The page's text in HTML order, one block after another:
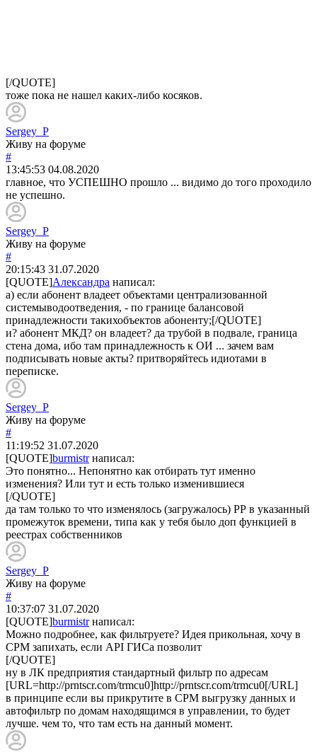
[/QUOTE]
тоже пока не нашел каких-либо косяков.
Sergey_P
Живу на форуме
#
13:45:53 04.08.2020
главное, что УСПЕШНО прошло ... видимо до того проходило
не успешно.
Sergey_P
Живу на форуме
#
20:15:43 31.07.2020
[QUOTE]Александра написал:
а) если абонент владеет объектами централизованной
системыводоотведения, - по границе балансовой
принадлежности такихобъектов абоненту;[/QUOTE]
и? абонент МКД? он владеет? да трубой в подвале, граница
стена дома, ибо там принадлежность к ОИ ... зачем вам
подписывать новые акты? притворяйтесь идиотами в
переписке.
Sergey_P
Живу на форуме
#
11:19:52 31.07.2020
[QUOTE]burmistrнаписал:
Это понятно... Непонятно как отбирать тут именно
изменения? Или тут и есть только изменившиеся
[/QUOTE]
да там только то что изменялось (загружалось) РР в указанный
промежуток времени, типа как у тебя было доп функцией в
реестрах собственников
Sergey_P
Живу на форуме
#
10:37:07 31.07.2020
[QUOTE]burmistrнаписал:
Можно подробнее, как фильтруете? Идея прикольная, хочу в
СРМ запихать, если API ГИСа позволит
[/QUOTE]
ну в ЛК предприятия стандартный фильтр по адресам
[URL=http://prntscr.com/trmcu0]http://prntscr.com/trmcu0[/URL]
в принципе если вы прикрутите в СРМ выгрузку данных и
автофильтр по домам находящимся в управлении, то будет
лучше. чем то, что там есть на данный момент.